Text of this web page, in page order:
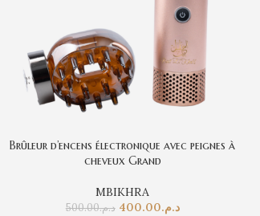
Brûleur d’encens électronique avec peignes à
cheveux Grand
MBIKHRA
د.م.500.00 د.م.400.00